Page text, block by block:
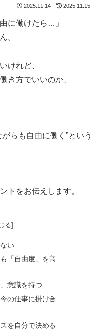
2025.11.14 2025.11.15
に働けたら…」
。
けれど、
き方でいいのか、
らも自由に働く”という
トをお伝えします。
い
「自由度」を高
意識を持つ
の仕事に掛け合
を自分で決める